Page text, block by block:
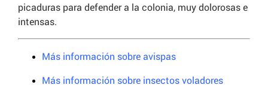
picaduras para defender a la colonia, muy dolorosas e
intensas.
Más información sobre avispas
Más información sobre insectos voladores